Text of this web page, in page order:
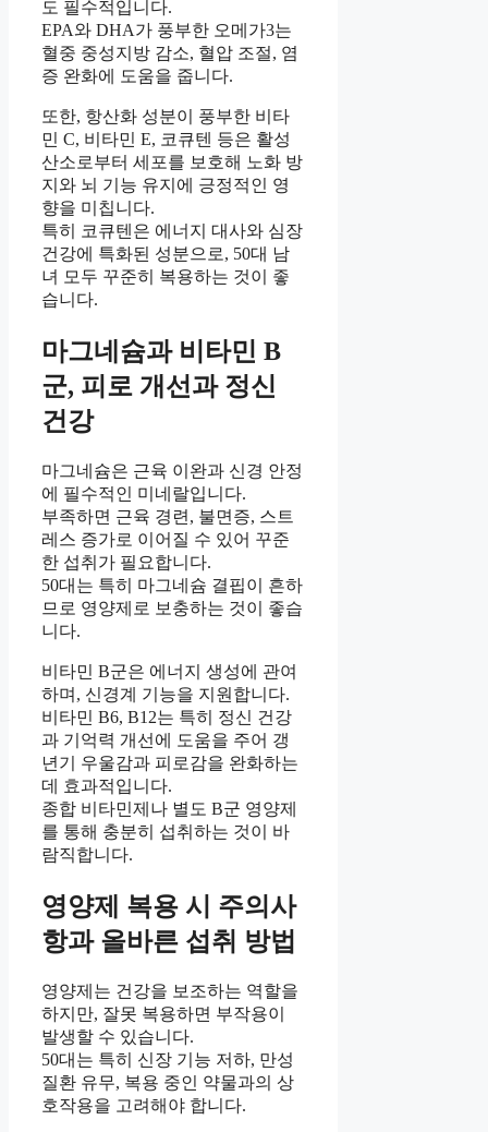
도 필수적입니다.
EPA와 DHA가 풍부한 오메가3는
혈중 중성지방 감소, 혈압 조절, 염
증 완화에 도움을 줍니다.
또한, 항산화 성분이 풍부한 비타
민 C, 비타민 E, 코큐텐 등은 활성
산소로부터 세포를 보호해 노화 방
지와 뇌 기능 유지에 긍정적인 영
향을 미칩니다.
특히 코큐텐은 에너지 대사와 심장
건강에 특화된 성분으로, 50대 남
녀 모두 꾸준히 복용하는 것이 좋
습니다.
마그네슘과 비타민 B
군, 피로 개선과 정신
건강
마그네슘은 근육 이완과 신경 안정
에 필수적인 미네랄입니다.
부족하면 근육 경련, 불면증, 스트
레스 증가로 이어질 수 있어 꾸준
한 섭취가 필요합니다.
50대는 특히 마그네슘 결핍이 흔하
므로 영양제로 보충하는 것이 좋습
니다.
비타민 B군은 에너지 생성에 관여
하며, 신경계 기능을 지원합니다.
비타민 B6, B12는 특히 정신 건강
과 기억력 개선에 도움을 주어 갱
년기 우울감과 피로감을 완화하는
데 효과적입니다.
종합 비타민제나 별도 B군 영양제
를 통해 충분히 섭취하는 것이 바
람직합니다.
영양제 복용 시 주의사
항과 올바른 섭취 방법
영양제는 건강을 보조하는 역할을
하지만, 잘못 복용하면 부작용이
발생할 수 있습니다.
50대는 특히 신장 기능 저하, 만성
질환 유무, 복용 중인 약물과의 상
호작용을 고려해야 합니다.